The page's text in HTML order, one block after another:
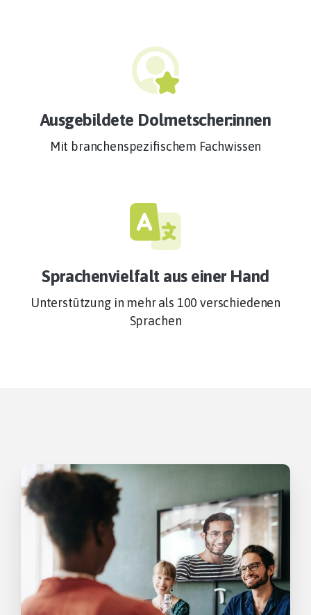
Ausgebildete Dolmetscher:innen
Mit branchenspezifischem Fachwissen
Sprachenvielfalt aus einer Hand
Unterstützung in mehr als 100 verschiedenen
Sprachen